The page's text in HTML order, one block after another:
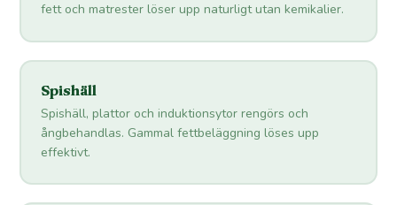
fett och matrester löser upp naturligt utan kemikalier.
Spishäll
Spishäll, plattor och induktionsytor rengörs och
ångbehandlas. Gammal fettbeläggning löses upp
effektivt.